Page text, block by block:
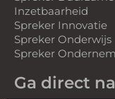
Inzetbaarheid
Spreker Innovatie
Spreker Onderwijs
Spreker
Ga direct